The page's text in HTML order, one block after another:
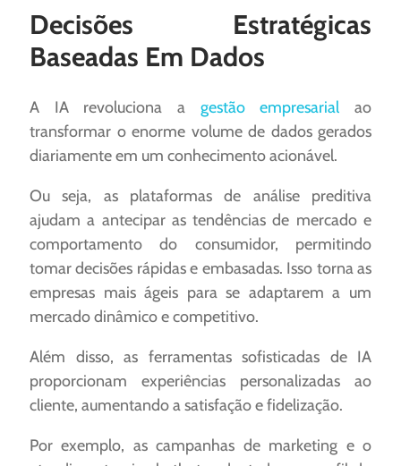
Decisões Estratégicas
Baseadas Em Dados
A IA revoluciona a gestão empresarial ao
transformar o enorme volume de dados gerados
diariamente em um conhecimento acionável.
Ou seja, as plataformas de análise preditiva
ajudam a antecipar as tendências de mercado e
comportamento do consumidor, permitindo
tomar decisões rápidas e embasadas. Isso torna as
empresas mais ágeis para se adaptarem a um
mercado dinâmico e competitivo.
Além disso, as ferramentas sofisticadas de IA
proporcionam experiências personalizadas ao
cliente, aumentando a satisfação e fidelização.
Por exemplo, as campanhas de marketing e o